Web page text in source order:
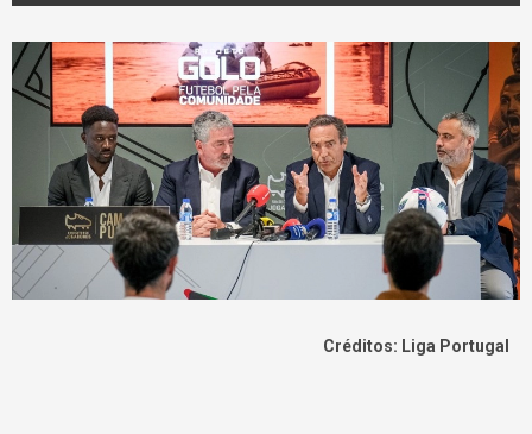
Créditos: Liga Portugal